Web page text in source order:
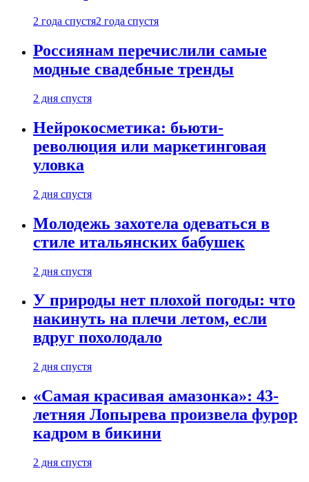
2 года спустя2 года спустя
Россиянам перечислили самые
модные свадебные тренды
2 дня спустя
Нейрокосметика: бьюти-
революция или маркетинговая
уловка
2 дня спустя
Молодежь захотела одеваться в
стиле итальянских бабушек
2 дня спустя
У природы нет плохой погоды: что
накинуть на плечи летом, если
вдруг похолодало
2 дня спустя
«Самая красивая амазонка»: 43-
летняя Лопырева произвела фурор
кадром в бикини
2 дня спустя